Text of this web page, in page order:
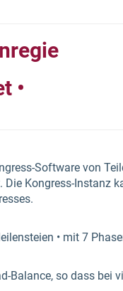
•
Software von
Kongress-Instanz
• mit 7
Balance, so dass bei